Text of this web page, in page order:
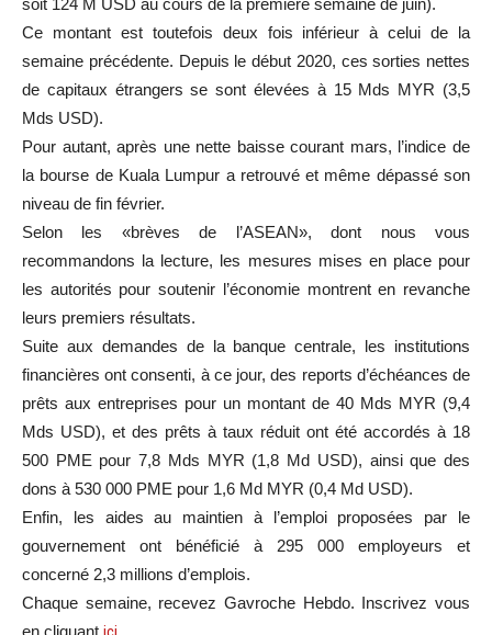
soit 124 M USD au cours de la première semaine de juin).
Ce montant est toutefois deux fois inférieur à celui de la
semaine précédente. Depuis le début 2020, ces sorties nettes
de capitaux étrangers se sont élevées à 15 Mds MYR (3,5
Mds USD).
Pour autant, après une nette baisse courant mars, l’indice de
la bourse de Kuala Lumpur a retrouvé et même dépassé son
niveau de fin février.
Selon les «brèves de l’ASEAN», dont nous vous
recommandons la lecture, les mesures mises en place pour
les autorités pour soutenir l’économie montrent en revanche
leurs premiers résultats.
Suite aux demandes de la banque centrale, les institutions
financières ont consenti, à ce jour, des reports d’échéances de
prêts aux entreprises pour un montant de 40 Mds MYR (9,4
Mds USD), et des prêts à taux réduit ont été accordés à 18
500 PME pour 7,8 Mds MYR (1,8 Md USD), ainsi que des
dons à 530 000 PME pour 1,6 Md MYR (0,4 Md USD).
Enfin, les aides au maintien à l’emploi proposées par le
gouvernement ont bénéficié à 295 000 employeurs et
concerné 2,3 millions d’emplois.
Chaque semaine, recevez Gavroche Hebdo. Inscrivez vous
en cliquant